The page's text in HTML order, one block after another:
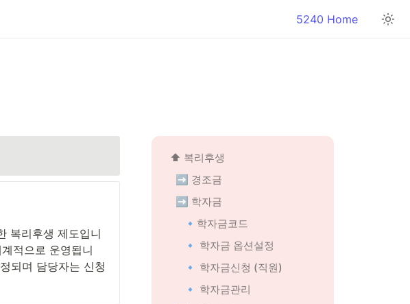
5240 Home
복리후생 제도입니
적으로 운영됩니
되며 담당자는 신청
⬆️ 복리후생
➡️ 경조금
➡️ 학자금
🔹학자금코드
🔹 학자금 옵션설정
🔹 학자금신청 (직원)
🔹 학자금관리